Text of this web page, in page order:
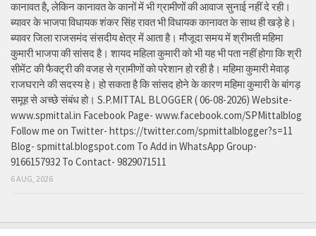
कानावत है, लेकिन कानावत के कानों में भी ग्रामीणों की आवाज सुनाई नहीं दे रही।
ब्यावर के भाजपा विधायक शंकर सिंह रावत भी विधायक कानावत के साथ ही खड़े हे।
ब्यावर जिला राजसमंद संसदीय क्षेत्र में आता है। मौजूदा समय में श्रीमती महिमा
कुमारी भाजपा की सांसद है। शायद महिला कुमारी को भी यह भी पता नहीं होगा कि श्री
सीमेंट की फैक्ट्री की वजह से ग्रामीणों को परेशान हो रही है। महिमा कुमारी मेवाड़
राजघराने की सदस्य हे। हो सकता है कि सांसद होने के कारण महिमा कुमारी के बांगड़
समूह से अच्छे संबंध हो। S.P.MITTAL BLOGGER ( 06-08-2026) Website-
www.spmittal.in Facebook Page- www.facebook.com/SPMittalblog
Follow me on Twitter- https://twitter.com/spmittalblogger?s=11
Blog- spmittal.blogspot.com To Add in WhatsApp Group-
9166157932 To Contact- 9829071511
6 AUG, 2026